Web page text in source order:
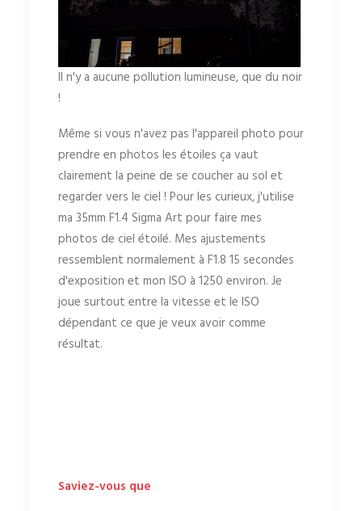
Il n'y a aucune pollution lumineuse, que du noir
!
Même si vous n'avez pas l'appareil photo pour
prendre en photos les étoiles ça vaut
clairement la peine de se coucher au sol et
regarder vers le ciel ! Pour les curieux, j'utilise
ma 35mm F1.4 Sigma Art pour faire mes
photos de ciel étoilé. Mes ajustements
ressemblent normalement à F1.8 15 secondes
d'exposition et mon ISO à 1250 environ. Je
joue surtout entre la vitesse et le ISO
dépendant ce que je veux avoir comme
résultat.
Saviez-vous que